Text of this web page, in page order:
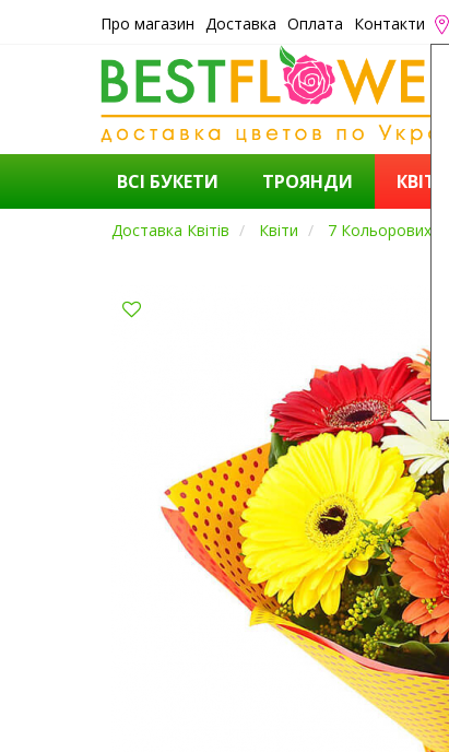
Про магазин Доставка Оплата Контакти
ВСІ БУКЕТИ ТРОЯНДИ КВІТИ
Доставка Квітів Квіти 7 Кольорових